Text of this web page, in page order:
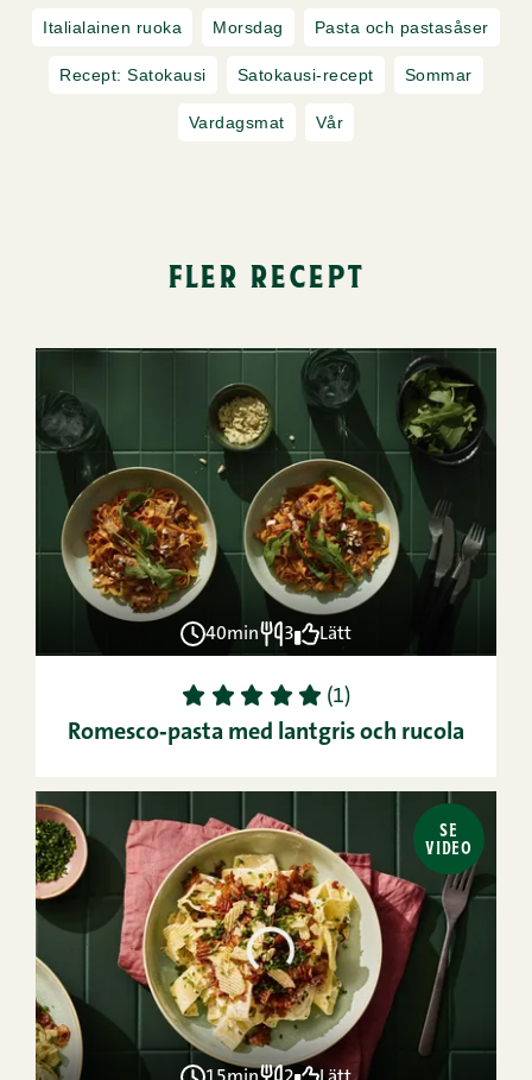
Italialainen ruoka Morsdag Pasta och pastasåser
Recept: Satokausi Satokausi-recept Sommar
Vardagsmat Vår
fler recept
40min 3 Lätt
1 2 3 4 5 (1)
Romesco‑pasta med lantgris och rucola
SE
VIDEO